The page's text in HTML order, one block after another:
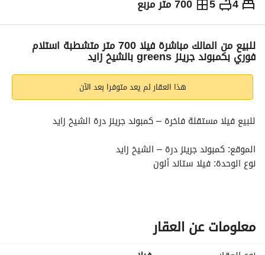
4
5 700 متر مربع ج.م29,999,999
التفاصيل الاتجاهات والمؤشرات رهن عقاري
للبيع من المالك مباشرة فيلا 700 متر متشطبة استلام
فوري بكمبوند جرينز greens بالشيخ زايد
هذا العقار لم يعد متوفرا بعد الآن
للبيع فيلا مستقلة فاخرة – كمبوند جرينز درة الشيخ زايد
الموقع: كمبوند جرينز درة – الشيخ زايد
نوع الوحدة: فيلا ستاند ألون
مساحة المباني: 400 متر
4 غرف نوم
معلومات عن العقار